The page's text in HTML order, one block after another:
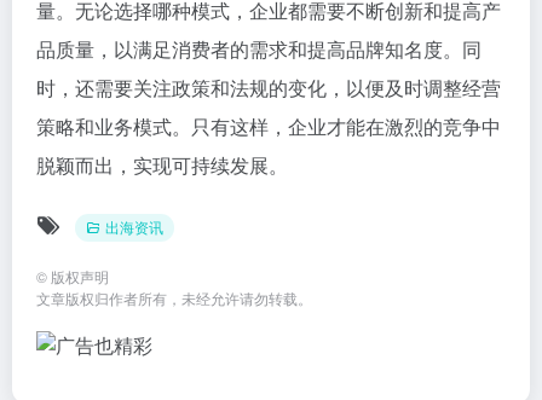
量。无论选择哪种模式，企业都需要不断创新和提高产
品质量，以满足消费者的需求和提高品牌知名度。同
时，还需要关注政策和法规的变化，以便及时调整经营
策略和业务模式。只有这样，企业才能在激烈的竞争中
脱颖而出，实现可持续发展。
出海资讯
© 版权声明
文章版权归作者所有，未经允许请勿转载。